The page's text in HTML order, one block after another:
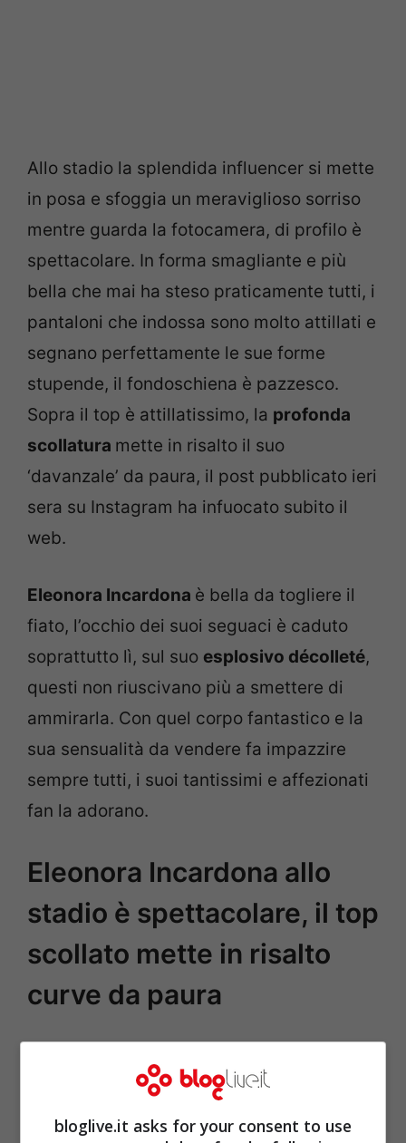
Allo stadio la splendida influencer si mette
in posa e sfoggia un meraviglioso sorriso
mentre guarda la fotocamera, di profilo è
spettacolare. In forma smagliante e più
bella che mai ha steso praticamente tutti, i
pantaloni che indossa sono molto attillati e
segnano perfettamente le sue forme
stupende, il fondoschiena è pazzesco.
Sopra il top è attillatissimo, la profonda
scollatura mette in risalto il suo
‘davanzale’ da paura, il post pubblicato ieri
sera su Instagram ha infuocato subito il
web.
Eleonora Incardona è bella da togliere il
fiato, l’occhio dei suoi seguaci è caduto
soprattutto lì, sul suo esplosivo décolleté,
questi non riuscivano più a smettere di
ammirarla. Con quel corpo fantastico e la
sua sensualità da vendere fa impazzire
sempre tutti, i suoi tantissimi e affezionati
fan la adorano.
Eleonora Incardona allo
stadio è spettacolare, il top
scollato mette in risalto
curve da paura
bloglive.it asks for your consent to use